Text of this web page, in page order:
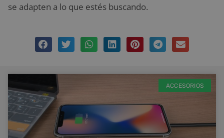
se adapten a lo que estés buscando.
ACCESORIOS